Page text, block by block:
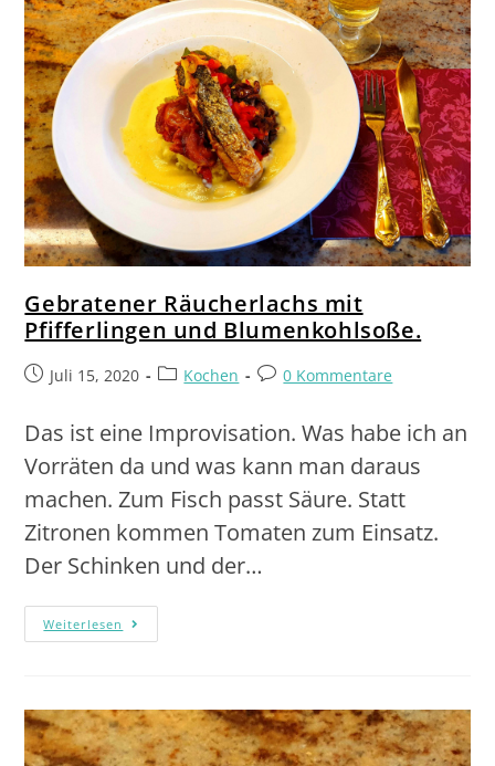
Gebratener Räucherlachs mit
Pfifferlingen und Blumenkohlsoße.
Juli 15, 2020 Kochen 0 Kommentare
Das ist eine Improvisation. Was habe ich an
Vorräten da und was kann man daraus
machen. Zum Fisch passt Säure. Statt
Zitronen kommen Tomaten zum Einsatz.
Der Schinken und der…
Weiterlesen